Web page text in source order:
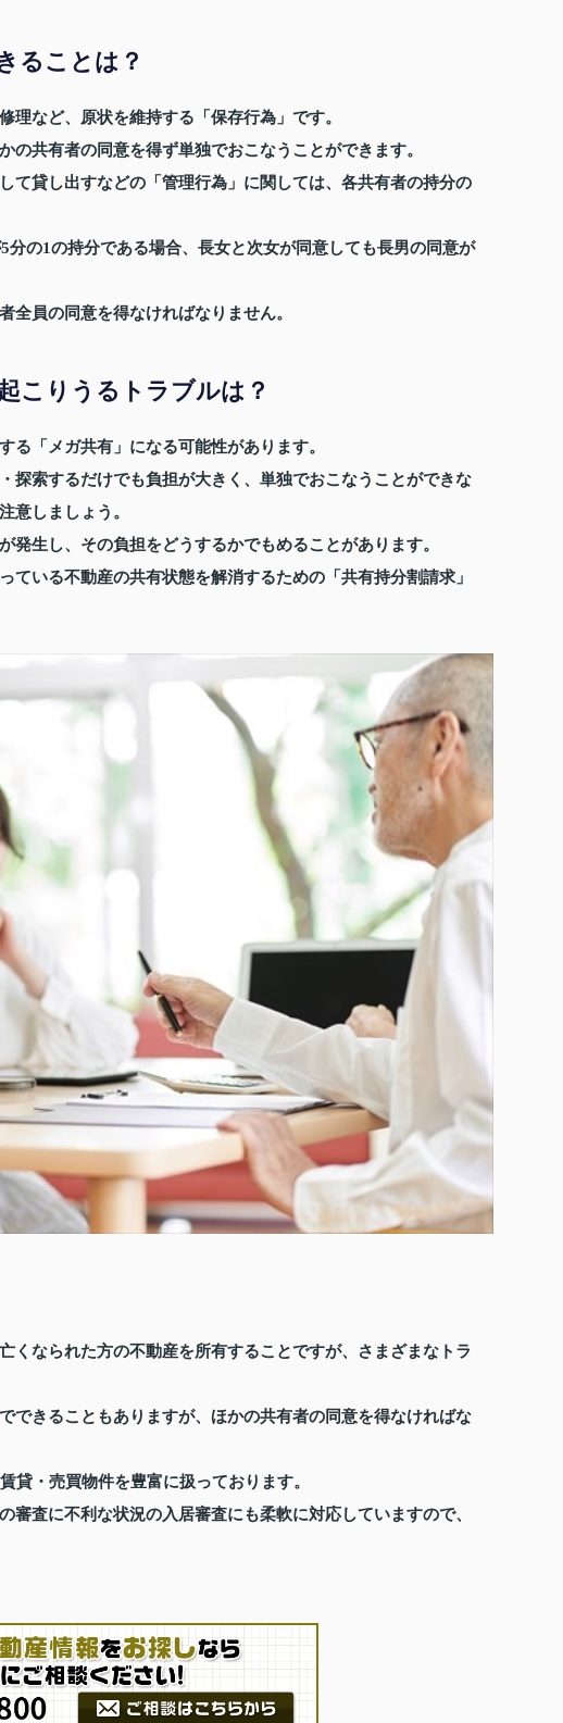
ることは？
理など、原状を維持する「保存行為」です。
共有者の同意を得ず単独でおこなうことができます。
て貸し出すなどの「管理行為」に関しては、各共有者の持分の
の1の持分である場合、長女と次女が同意しても長男の同意が
全員の同意を得なければなりません。
こりうるトラブルは？
る「メガ共有」になる可能性があります。
探索するだけでも負担が大きく、単独でおこなうことができな
意しましょう。
生し、その負担をどうするかでもめることがあります。
いる不動産の共有状態を解消するための「共有持分割請求」
くなられた方の不動産を所有することですが、さまざまなトラ
できることもありますが、ほかの共有者の同意を得なければな
貸・売買物件を豊富に扱っております。
査に不利な状況の入居審査にも柔軟に対応していますので、